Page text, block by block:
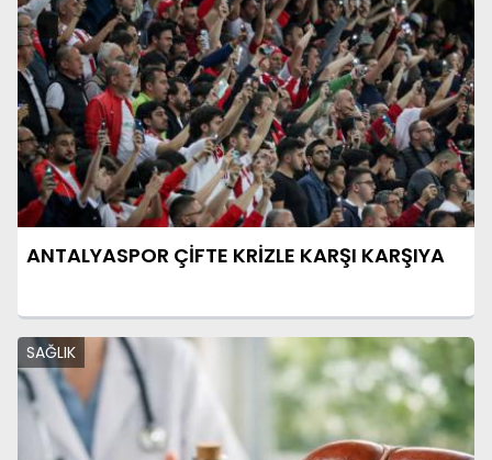
ANTALYASPOR ÇİFTE KRİZLE KARŞI KARŞIYA
SAĞLIK